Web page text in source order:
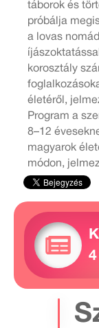
táborok és
próbálja
a lovas
korosztály
életéről,
Program a
8–12
magyarok
módon,